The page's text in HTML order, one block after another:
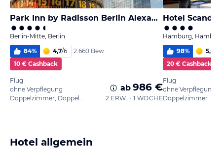
Park Inn by Radisson Berlin Alexanderplatz
Berlin-Mitte, Berlin
84% 4,7/6
2.660 Bew.
10 € Cashback
Flug
ohne Verpflegung
ab 986 €
2 ERW. • 1 WOCHE
Hotel
Hamburg,
98% 5,6
20 € Cashback
Flug
ohne Verpflegung
Doppelzimmer
Hotel allgemein